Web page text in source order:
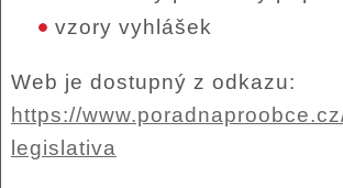
vzory vyhlášek
Web je dostupný z odkazu:
https://
legislativa